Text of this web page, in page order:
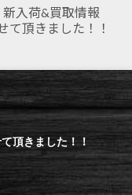
新入荷&買取情報
頂きました！！
頂きました！！